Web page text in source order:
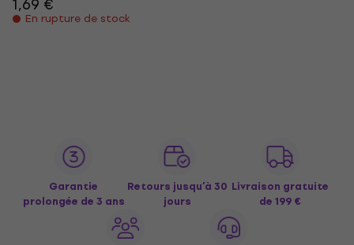
En rupture de stock
Garantie
prolongée de 3 ans
Retours jusqu’à 30
jours
Livraison gratuite
de 199 €